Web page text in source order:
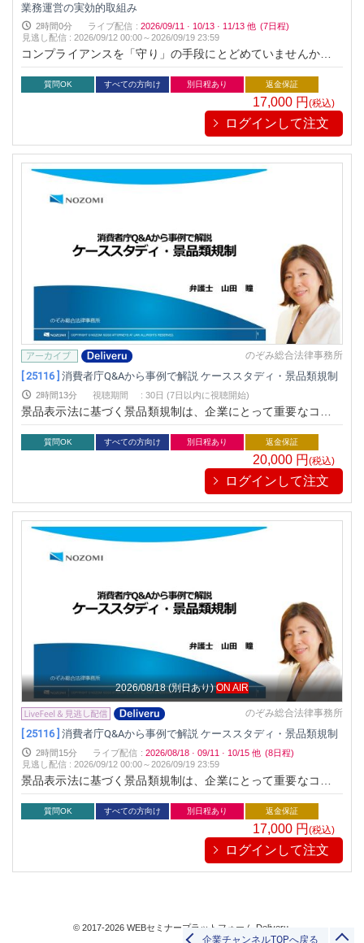
業務運営の実効的取組み
2時間0分 ライブ配信 : 2026/09/11 · 10/13 · 11/13 他 (7日程)
見逃し配信 :2026/09/12 00:00～2026/09/19 23:59
コンプライアンスを「守り」の手段にとどめていませんか？企
業価値を守るだけでなく、成長の原動力に変える「両利きのコ
ンプライアンス」の手法が今、注目されています。本セミナー
では、金融庁出向経験を持つ弁護士が、顧客本位の視点を軸に
リスク管理と事業成長を両立させる実践的なアプローチを解
説。戦略的な記録活用や深掘り営業など、すぐに使える具体策
も紹介します。攻めと守りの両面を強化し、組織を一歩先の次
元へ導くヒントをお届けします。
質問OK すべての方向け 別日程あり 返金保証
17,000 円(税込)
ログインして注文
のぞみ総合法律事務所
[ 25116 ] 消費者庁Q&Aから事例で解説 ケーススタディ・景品類規制
2時間13分 視聴期間 : 30日 (7日以内に視聴開始)
景品表示法に基づく景品類規制は、企業にとって重要なコンプ
ライアンス課題です。本セミナーでは、消費者庁のQ&Aを踏ま
え、景品類規制の実際と最新の取締り動向を解説。実際のケー
ススタディを通じて、企業がどのようにして規制に対応し、リ
スクを最小化できるのかを学びます。
質問OK すべての方向け 別日程あり 返金保証
20,000 円(税込)
ログインして注文
2026/08/18 (別日あり) ON AIR
のぞみ総合法律事務所
[ 25116 ] 消費者庁Q&Aから事例で解説 ケーススタディ・景品類規制
2時間15分 ライブ配信 : 2026/08/18 · 09/11 · 10/15 他 (8日程)
見逃し配信 :2026/09/12 00:00～2026/09/19 23:59
景品表示法に基づく景品類規制は、企業にとって重要なコンプ
ライアンス課題です。本セミナーでは、消費者庁のQ&Aを踏ま
え、景品類規制の実際と最新の取締り動向を解説。実際のケー
ススタディを通じて、企業がどのようにして規制に対応し、リ
スクを最小化できるのかを学びます。
質問OK すべての方向け 別日程あり 返金保証
17,000 円(税込)
ログインして注文
企業チャンネルTOPへ戻る
© 2017-2026 WEBセミナープラットフォーム Deliveru.